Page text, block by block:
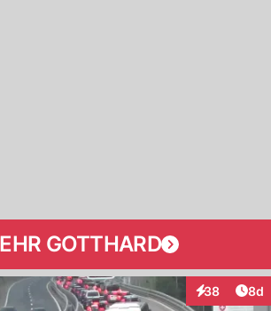
GOTTHARD
38
Interaktionen
8d